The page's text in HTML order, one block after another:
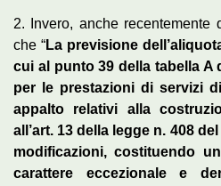
2. Invero, anche recentemente
che “La previsione
cui al punto 39 della tabella A
per le prestazioni di servizi
appalto relativi alla
all’art. 13 della legge n. 408
modificazioni, costituendo
carattere eccezionale e